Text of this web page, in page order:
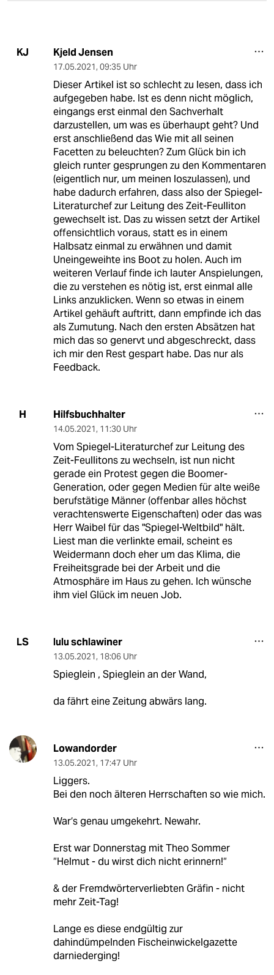
KJ Kjeld Jensen
17.05.2021, 09:35 Uhr
Dieser Artikel ist so schlecht zu lesen, dass ich
aufgegeben habe. Ist es denn nicht möglich,
eingangs erst einmal den Sachverhalt
darzustellen, um was es überhaupt geht? Und
erst anschließend das Wie mit all seinen
Facetten zu beleuchten? Zum Glück bin ich
gleich runter gesprungen zu den Kommentaren
(eigentlich nur, um meinen loszulassen), und
habe dadurch erfahren, dass also der Spiegel-
Literaturchef zur Leitung des Zeit-Feulliton
gewechselt ist. Das zu wissen setzt der Artikel
offensichtlich voraus, statt es in einem
Halbsatz einmal zu erwähnen und damit
Uneingeweihte ins Boot zu holen. Auch im
weiteren Verlauf finde ich lauter Anspielungen,
die zu verstehen es nötig ist, erst einmal alle
Links anzuklicken. Wenn so etwas in einem
Artikel gehäuft auftritt, dann empfinde ich das
als Zumutung. Nach den ersten Absätzen hat
mich das so genervt und abgeschreckt, dass
ich mir den Rest gespart habe. Das nur als
Feedback.
H Hilfsbuchhalter
14.05.2021, 11:30 Uhr
Vom Spiegel-Literaturchef zur Leitung des
Zeit-Feullitons zu wechseln, ist nun nicht
gerade ein Protest gegen die Boomer-
Generation, oder gegen Medien für alte weiße
berufstätige Männer (offenbar alles höchst
verachtenswerte Eigenschaften) oder das was
Herr Waibel für das "Spiegel-Weltbild" hält.
Liest man die verlinkte email, scheint es
Weidermann doch eher um das Klima, die
Freiheitsgrade bei der Arbeit und die
Atmosphäre im Haus zu gehen. Ich wünsche
ihm viel Glück im neuen Job.
LS lulu schlawiner
13.05.2021, 18:06 Uhr
Spieglein , Spieglein an der Wand,
da fährt eine Zeitung abwärs lang.
Lowandorder
13.05.2021, 17:47 Uhr
Liggers.
Bei den noch älteren Herrschaften so wie mich.
War‘s genau umgekehrt. Newahr.
Erst war Donnerstag mit Theo Sommer
“Helmut - du wirst dich nicht erinnern!“
& der Fremdwörterverliebten Gräfin - nicht
mehr Zeit-Tag!
Lange es diese endgültig zur
dahindümpelnden Fischeinwickelgazette
darniederging!